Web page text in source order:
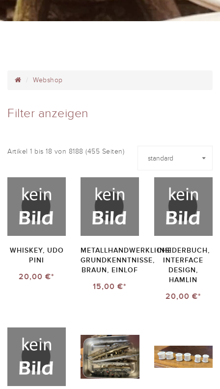
Webshop
Filter anzeigen
Artikel 1 bis 18 von 8188 (455 Seiten)
WHISKEY, UDO
PINI
20,00 €*
METALLHANDWERKLICHE
GRUNDKENNTNISSE,
BRAUN, EINLOF
15,00 €*
INSIDERBUCH,
INTERFACE
DESIGN,
HAMLIN
20,00 €*